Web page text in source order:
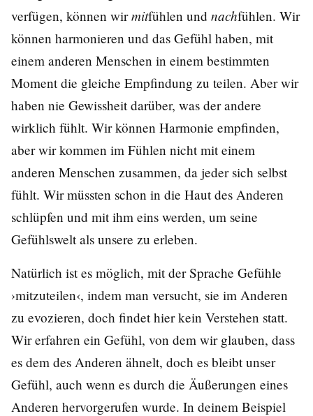
verfügen, können wirmitfühlen und nachfühlen. Wir
können harmonieren und das Gefühl haben, mit
einem anderen Menschen in einem bestimmten
Moment die gleiche Empfindung zu teilen. Aber wir
haben nie Gewissheit darüber, was der andere
wirklich fühlt. Wir können Harmonie empfinden,
aber wir kommen im Fühlen nicht mit einem
anderen Menschen zusammen, da jeder sich selbst
fühlt. Wir müssten schon in die Haut des Anderen
schlüpfen und mit ihm eins werden, um seine
Gefühlswelt als unsere zu erleben.
Natürlich ist es möglich, mit der Sprache Gefühle
›mitzuteilen‹, indem man versucht, sie im Anderen
zu evozieren, doch findet hier kein Verstehen statt.
Wir erfahren ein Gefühl, von dem wir glauben, dass
es dem des Anderen ähnelt, doch es bleibt unser
Gefühl, auch wenn es durch die Äußerungen eines
Anderen hervorgerufen wurde. In deinem Beispiel